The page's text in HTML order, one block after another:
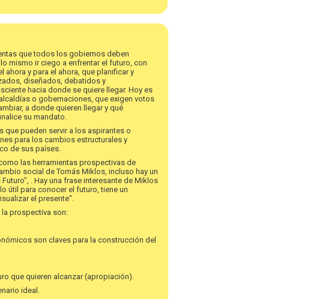
que todos los gobiernos deben
mismo ir ciego a enfrentar el futuro, con
y para el ahora, que planificar y
diseñados, debatidos y
hacia donde se quiere llegar. Hoy es
o gobernaciones, que exigen votos
a donde quieren llegar y qué
su mandato.
pueden servir a los aspirantes o
para los cambios estructurales y
de sus países.
las herramientas prospectivas de
social de Tomás Miklos, incluso hay un
. Hay una frase interesante de Miklos
útil para conocer el futuro, tiene un
el presente".
prospectiva son:
son claves para la construcción del
que quieren alcanzar (apropiación).
ideal.